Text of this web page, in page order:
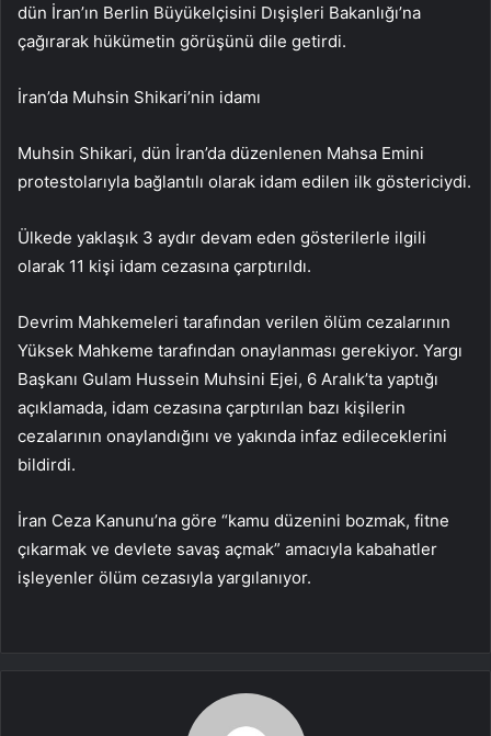
dün İran’ın Berlin Büyükelçisini Dışişleri Bakanlığı’na
çağırarak hükümetin görüşünü dile getirdi.
İran’da Muhsin Shikari’nin idamı
Muhsin Shikari, dün İran’da düzenlenen Mahsa Emini
protestolarıyla bağlantılı olarak idam edilen ilk göstericiydi.
Ülkede yaklaşık 3 aydır devam eden gösterilerle ilgili
olarak 11 kişi idam cezasına çarptırıldı.
Devrim Mahkemeleri tarafından verilen ölüm cezalarının
Yüksek Mahkeme tarafından onaylanması gerekiyor. Yargı
Başkanı Gulam Hussein Muhsini Ejei, 6 Aralık’ta yaptığı
açıklamada, idam cezasına çarptırılan bazı kişilerin
cezalarının onaylandığını ve yakında infaz edileceklerini
bildirdi.
İran Ceza Kanunu’na göre “kamu düzenini bozmak, fitne
çıkarmak ve devlete savaş açmak” amacıyla kabahatler
işleyenler ölüm cezasıyla yargılanıyor.